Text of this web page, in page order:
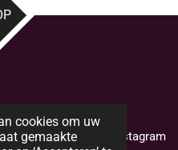
cookies om uw
gemaakte
Volg ons op Instagram